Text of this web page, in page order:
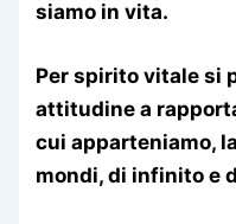
siamo in vita.
Per spirito vitale si
attitudine a
cui apparteniamo,
mondi, di infinito e